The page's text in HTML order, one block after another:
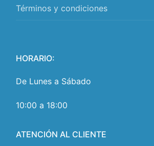
Términos y condiciones
HORARIO:
De Lunes a Sábado
10:00 a 18:00
ATENCIÓN AL CLIENTE